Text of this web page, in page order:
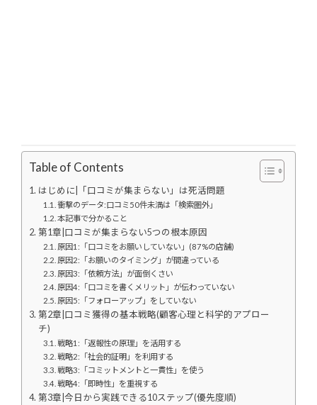
Table of Contents
はじめに|「口コミが集まらない」は死活問題
衝撃のデータ:口コミ50件未満は「検索圏外」
本記事で分かること
第1章|口コミが集まらない5つの根本原因
原因1:「口コミをお願いしていない」(87%の店舗)
原因2:「お願いのタイミング」が間違っている
原因3:「依頼方法」が面倒くさい
原因4:「口コミを書くメリット」が伝わっていない
原因5:「フォローアップ」をしていない
第2章|口コミ獲得の基本戦略(顧客心理と科学的アプロー
チ)
戦略1:「返報性の原理」を活用する
戦略2:「社会的証明」を利用する
戦略3:「コミットメントと一貫性」を使う
戦略4:「即時性」を重視する
第3章|今日から実践できる10ステップ(優先度順)